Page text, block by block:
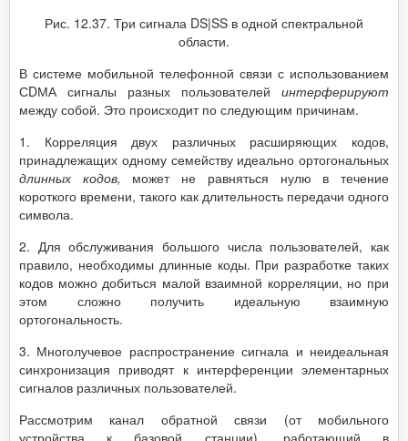
Рис. 12.37. Три сигнала DS|SS в одной спектральной
области.
В системе мобильной телефонной связи с использованием
СDМА сигналы разных пользователей интерферируют
между собой. Это происходит по следующим причинам.
1. Корреляция двух различных расширяющих кодов,
принадлежащих одному семейству идеально ортогональных
длинных кодов, может не равняться нулю в течение
короткого времени, такого как длительность передачи одного
символа.
2. Для обслуживания большого числа пользователей, как
правило, необходимы длинные коды. При разработке таких
кодов можно добиться малой взаимной корреляции, но при
этом сложно получить идеальную взаимную
ортогональность.
3. Многолучевое распространение сигнала и неидеальная
синхронизация приводят к интерференции элементарных
сигналов различных пользователей.
Рассмотрим канал обратной связи (от мобильного
устройства к базовой станции), работающий в